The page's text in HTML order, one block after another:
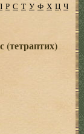
Р С Т У Ф Х Ц Ч
(тетраптих)